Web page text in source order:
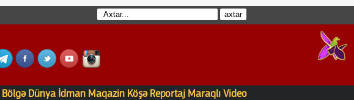
Bölgə Dünya İdman Maqazin Köşə Reportaj Maraqlı Video